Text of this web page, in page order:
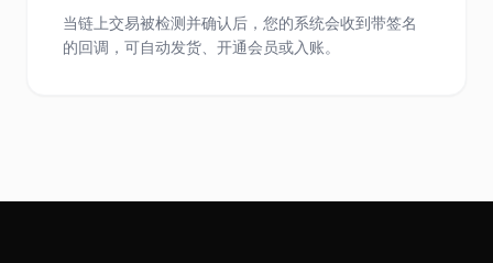
当链上交易被检测并确认后，您的系统会收到带签名
的回调，可自动发货、开通会员或入账。